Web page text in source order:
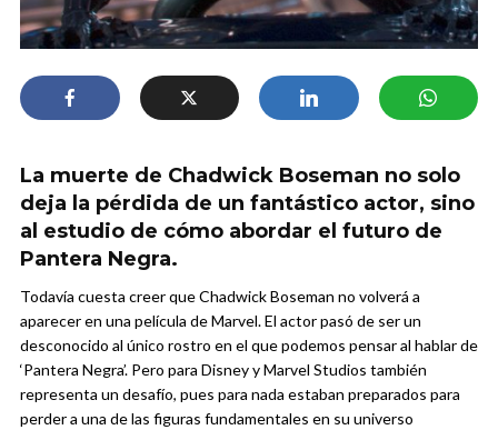
La muerte de Chadwick Boseman no solo
deja la pérdida de un fantástico actor, sino
al estudio de cómo abordar el futuro de
Pantera Negra.
Todavía cuesta creer que Chadwick Boseman no volverá a
aparecer en una película de Marvel. El actor pasó de ser un
desconocido al único rostro en el que podemos pensar al hablar de
‘Pantera Negra’. Pero para Disney y Marvel Studios también
representa un desafío, pues para nada estaban preparados para
perder a una de las figuras fundamentales en su universo